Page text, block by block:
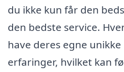
du ikke kun får den
den bedste service.
have deres egne
erfaringer, hvilket kan